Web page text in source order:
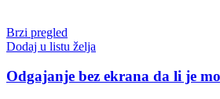
Brzi pregled
Dodaj u listu želja
Odgajanje bez ekrana da li je